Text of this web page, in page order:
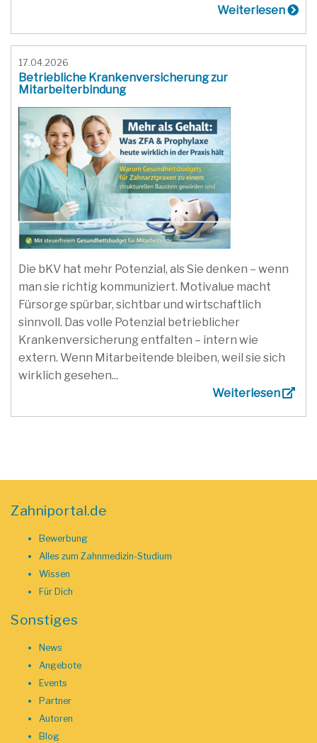
Weiterlesen
17.04.2026
Betriebliche Krankenversicherung zur
Mitarbeiterbindung
Die bKV hat mehr Potenzial, als Sie denken – wenn
man sie richtig kommuniziert. Motivalue macht
Fürsorge spürbar, sichtbar und wirtschaftlich
sinnvoll. Das volle Potenzial betrieblicher
Krankenversicherung entfalten – intern wie
extern. Wenn Mitarbeitende bleiben, weil sie sich
wirklich gesehen...
Weiterlesen
Zahniportal.de
Bewerbung
Alles zum Zahnmedizin-Studium
Wissen
Für Dich
Sonstiges
News
Angebote
Events
Partner
Autoren
Blog